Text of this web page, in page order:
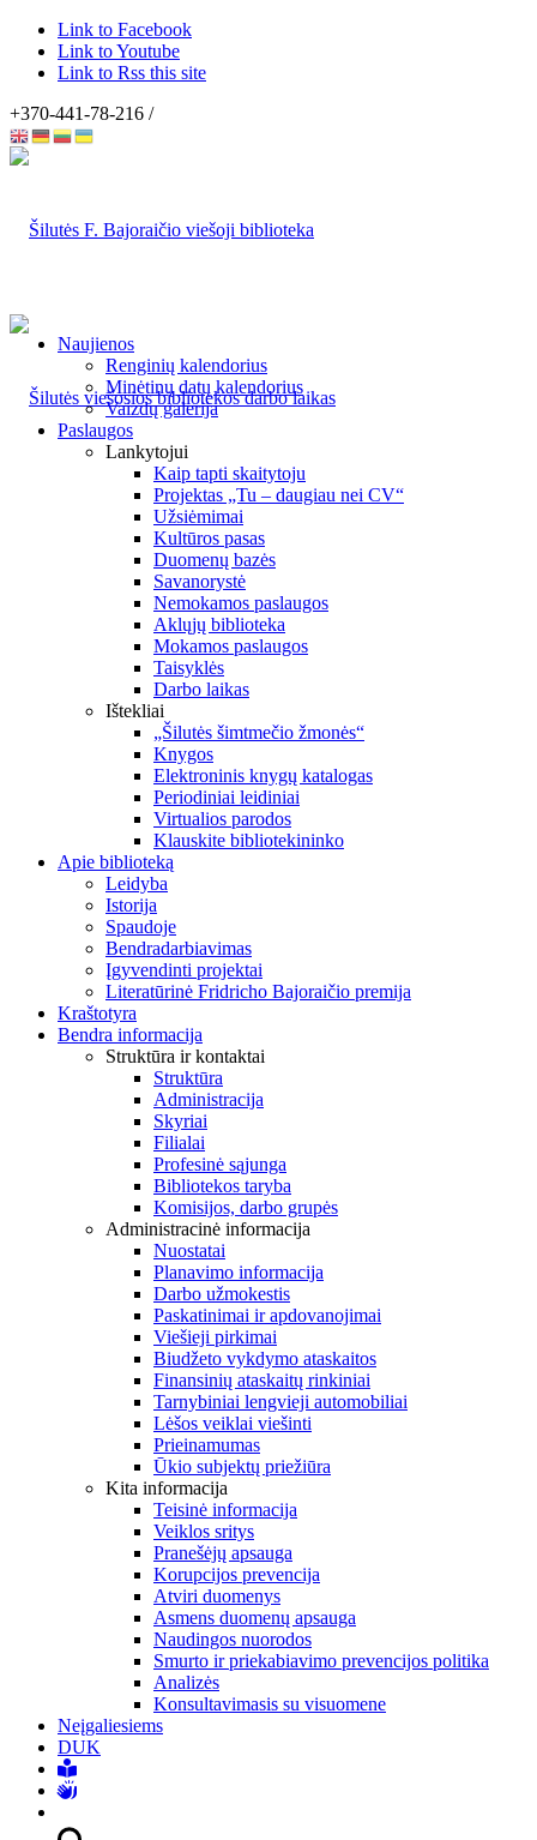
Link to Facebook
Link to Youtube
Link to Rss this site
+370-441-78-216 /
Naujienos
Renginių kalendorius
Minėtinų datų kalendorius
Vaizdų galerija
Paslaugos
Lankytojui
Kaip tapti skaitytoju
Projektas „Tu – daugiau nei CV“
Užsiėmimai
Kultūros pasas
Duomenų bazės
Savanorystė
Nemokamos paslaugos
Aklųjų biblioteka
Mokamos paslaugos
Taisyklės
Darbo laikas
Ištekliai
„Šilutės šimtmečio žmonės“
Knygos
Elektroninis knygų katalogas
Periodiniai leidiniai
Virtualios parodos
Klauskite bibliotekininko
Apie biblioteką
Leidyba
Istorija
Spaudoje
Bendradarbiavimas
Įgyvendinti projektai
Literatūrinė Fridricho Bajoraičio premija
Kraštotyra
Bendra informacija
Struktūra ir kontaktai
Struktūra
Administracija
Skyriai
Filialai
Profesinė sąjunga
Bibliotekos taryba
Komisijos, darbo grupės
Administracinė informacija
Nuostatai
Planavimo informacija
Darbo užmokestis
Paskatinimai ir apdovanojimai
Viešieji pirkimai
Biudžeto vykdymo ataskaitos
Finansinių ataskaitų rinkiniai
Tarnybiniai lengvieji automobiliai
Lėšos veiklai viešinti
Prieinamumas
Ūkio subjektų priežiūra
Kita informacija
Teisinė informacija
Veiklos sritys
Pranešėjų apsauga
Korupcijos prevencija
Atviri duomenys
Asmens duomenų apsauga
Naudingos nuorodos
Smurto ir priekabiavimo prevencijos politika
Analizės
Konsultavimasis su visuomene
Neįgaliesiems
DUK